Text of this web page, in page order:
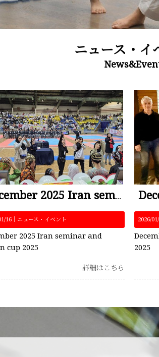
ニュース・イ
December 2025 Iran seminar and Zamin cup 2025
16｜ ニュース・イベント
2025 Iran seminar and
cup 2025
詳細はこちら
2026/01/
2025